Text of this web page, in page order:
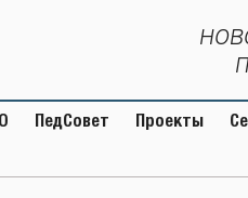
ПедСовет Проекты